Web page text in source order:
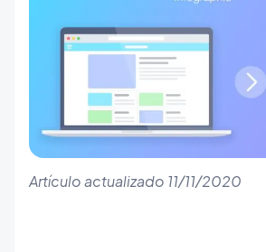
Artículo actualizado 11/11/2020